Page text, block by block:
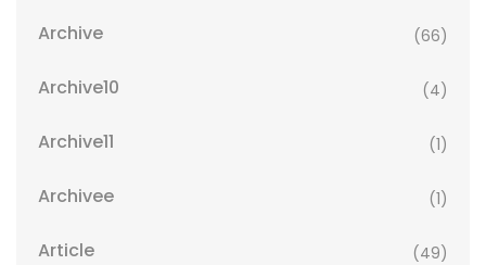
Archive (66)
Archive10 (4)
Archive11 (1)
Archivee (1)
Article (49)